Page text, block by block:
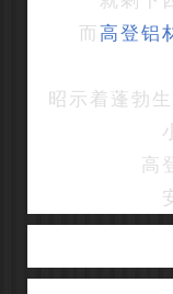
而高登铝
昭示着蓬勃
高